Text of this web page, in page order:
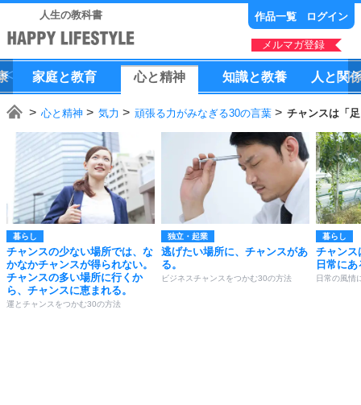
人生の教科書 作品一覧 ログイン
メルマガ登録
家庭と教育 心と精神 知識と教養 人 と 関
心と精神 気力 頑張る力がみなぎる30の言葉 チャンスは「
暮らし
チャンスの少ない場所では、な
かなかチャンスが得られない。
チャンスの多い場所に行くか
ら、チャンスに恵まれる。
運とチャンスをつかむ30の方法
独立・起業
逃げたい場所に、チャンスがあ
る。
ビジネスチャンスをつかむ30の方法
暮らし
チャンス
日常にあ
日常の風情